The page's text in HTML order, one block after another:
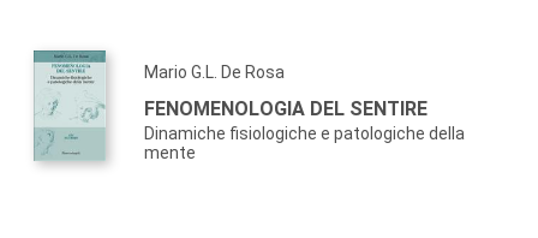
Mario G.L. De Rosa
FENOMENOLOGIA DEL SENTIRE
Dinamiche fisiologiche e patologiche della
mente